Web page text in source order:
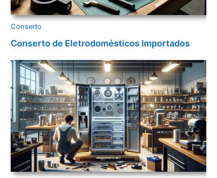
Conserto
Conserto de Eletrodomésticos Importados